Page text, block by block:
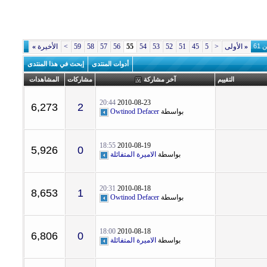
« الأولى <
5
45
51
52
53
54
55
56
57
58
59
> الأخيرة »
أدوات المنتدى إبحث في هذا المنتدى
التقييم آخر مشاركة مشاركات المشاهدات
2010-08-23
20:44
بواسطة Owtinod Defacer
2
6,273
2010-08-19
18:55
بواسطة الاميرة المتفائلة 0
5,926
2010-08-18
20:31
بواسطة Owtinod Defacer
1
8,653
2010-08-18
18:00
بواسطة الاميرة المتفائلة 0
6,806